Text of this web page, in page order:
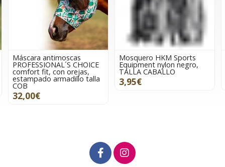
Máscara antimoscas
PROFESSIONAL´S CHOICE
comfort fit, con orejas,
estampado armadillo talla
COB
32,00€
Mosquero HKM Sports
Equipment nylon negro,
TALLA CABALLO
3,95€